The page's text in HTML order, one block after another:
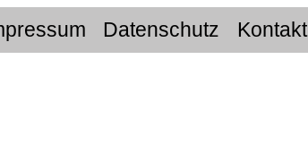
Datenschutz Kontakt